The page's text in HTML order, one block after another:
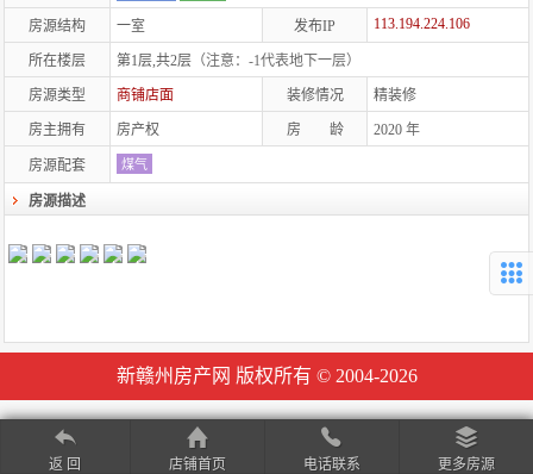
房源结构 一室 发布IP 113.194.224.106
所在楼层 第1层,共2层 （注意：-1代表地下一层）
房源类型 商铺店面 装修情况 精装修
房主拥有 房产权 房 龄 2020 年
房源配套 煤气
房源描述
新赣州房产网 版权所有 © 2004-2026
返 回 店铺首页 电话联系 更多房源